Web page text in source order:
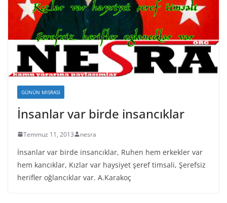
GÜNÜN MISRASI
İnsanlar var birde insancıklar
Temmuz 11, 2013 nesra
İnsanlar var birde insancıklar, Ruhen hem erkekler var
hem kancıklar, Kızlar var haysiyet şeref timsali, Şerefsiz
herifler oğlancıklar var. A.Karakoç